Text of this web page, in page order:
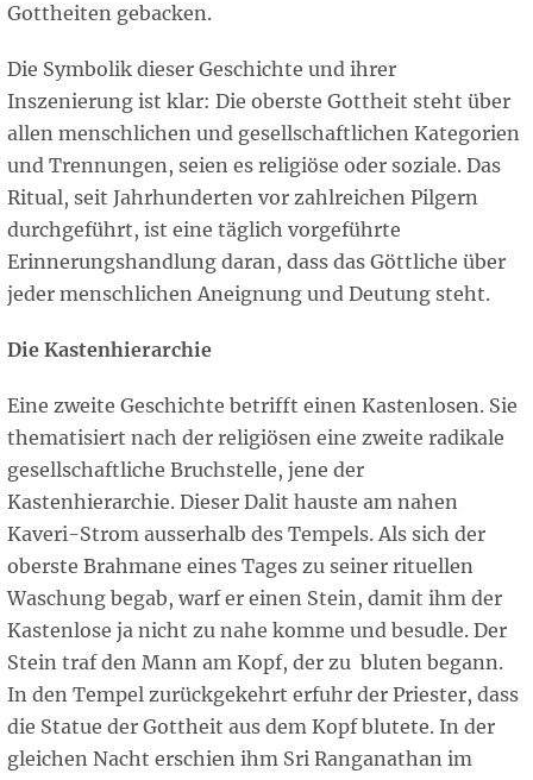
Gottheiten gebacken.
Die Symbolik dieser Geschichte und ihrer
Inszenierung ist klar: Die oberste Gottheit steht über
allen menschlichen und gesellschaftlichen Kategorien
und Trennungen, seien es religiöse oder soziale. Das
Ritual, seit Jahrhunderten vor zahlreichen Pilgern
durchgeführt, ist eine täglich vorgeführte
Erinnerungshandlung daran, dass das Göttliche über
jeder menschlichen Aneignung und Deutung steht.
Die Kastenhierarchie
Eine zweite Geschichte betrifft einen Kastenlosen. Sie
thematisiert nach der religiösen eine zweite radikale
gesellschaftliche Bruchstelle, jene der
Kastenhierarchie. Dieser Dalit hauste am nahen
Kaveri-Strom ausserhalb des Tempels. Als sich der
oberste Brahmane eines Tages zu seiner rituellen
Waschung begab, warf er einen Stein, damit ihm der
Kastenlose ja nicht zu nahe komme und besudle. Der
Stein traf den Mann am Kopf, der zu bluten begann.
In den Tempel zurückgekehrt erfuhr der Priester, dass
die Statue der Gottheit aus dem Kopf blutete. In der
gleichen Nacht erschien ihm Sri Ranganathan im